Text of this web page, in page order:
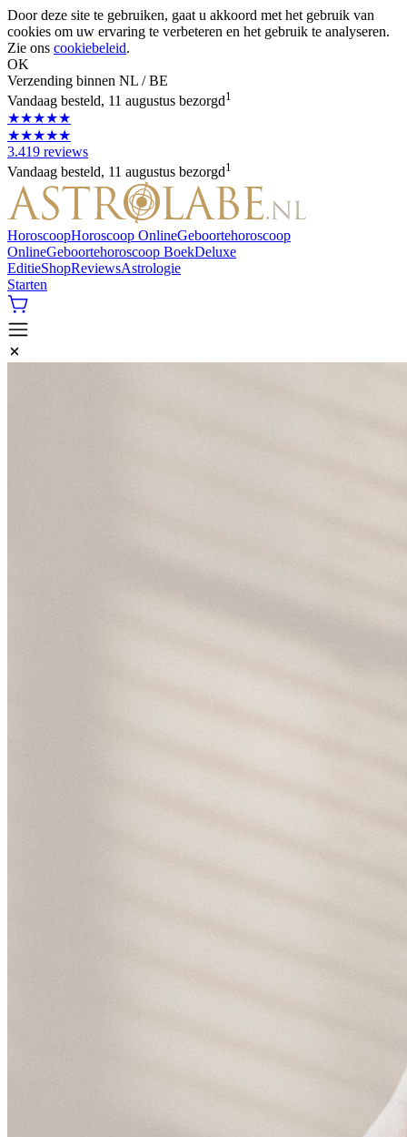
Door deze site te gebruiken, gaat u akkoord met het gebruik van
cookies om uw ervaring te verbeteren en het gebruik te analyseren.
Zie ons cookiebeleid.
OK
Verzending binnen NL / BE
Vandaag besteld, 11 augustus bezorgd1
★★★★★
★★★★★
3.419 reviews
Vandaag besteld, 11 augustus bezorgd1
HoroscoopHoroscoop OnlineGeboortehoroscoop
OnlineGeboortehoroscoop BoekDeluxe
EditieShopReviewsAstrologie
Starten